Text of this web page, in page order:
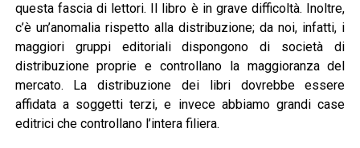
questa fascia di lettori. Il libro è in grave difficoltà. Inoltre,
c’è un’anomalia rispetto alla distribuzione; da noi, infatti, i
maggiori gruppi editoriali dispongono di società di
distribuzione proprie e controllano la maggioranza del
mercato. La distribuzione dei libri dovrebbe essere
affidata a soggetti terzi, e invece abbiamo grandi case
editrici che controllano l’intera filiera.